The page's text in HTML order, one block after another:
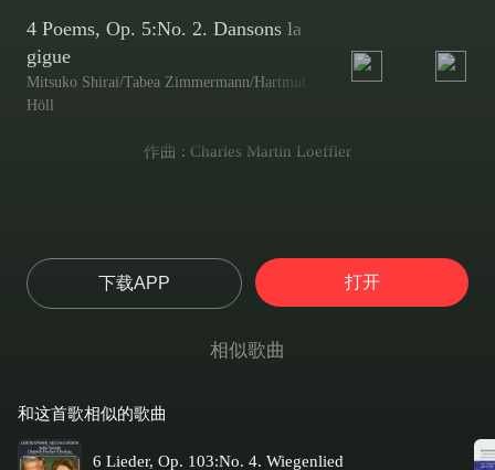
4 Poems, Op. 5:No. 2. Dansons la
gigue
Mitsuko Shirai/Tabea Zimmermann/Hartmut
Höll
作曲 : Charles Martin Loeffler
下载APP 打开
相似歌曲
和这首歌相似的歌曲
6 Lieder, Op. 103:No. 4. Wiegenlied